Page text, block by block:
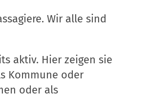
Wir alle sind
aktiv. Hier zeigen sie
Kommune oder
oder als